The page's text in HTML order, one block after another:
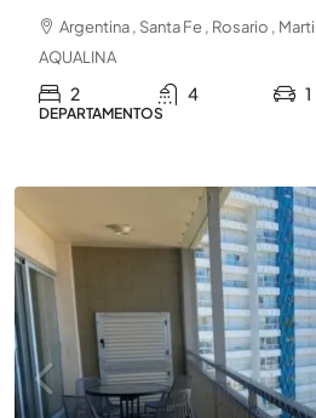
Argentina , Santa Fe , Rosario ,
AQUALINA
2 4 1
DEPARTAMENTOS